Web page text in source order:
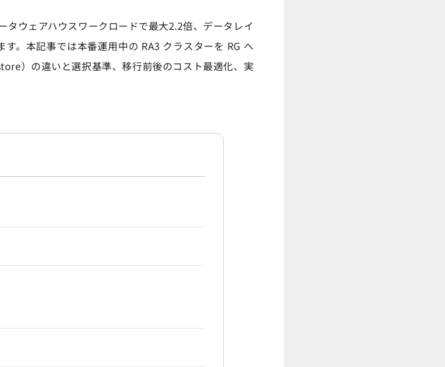
ウェアハウスワークロードで最大2.2倍、データレイ
。本記事では本番運用中の RA3 クラスターを RG へ
）の違いと選択基準、移行前後のコスト最適化、実